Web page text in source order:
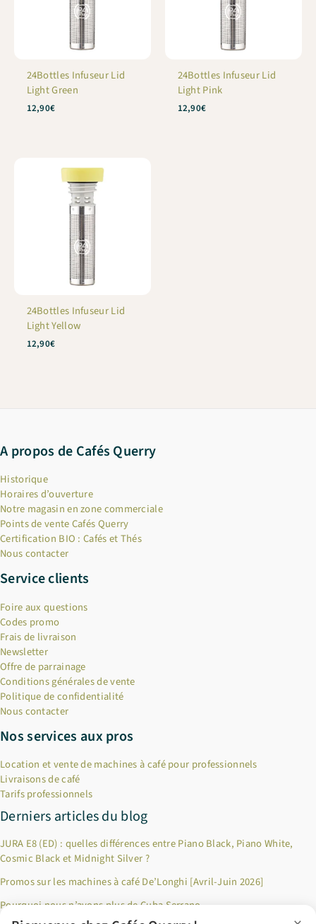
24Bottles Infuseur Lid
Light Green
12,90€
24Bottles Infuseur Lid
Light Pink
12,90€
24Bottles Infuseur Lid
Light Yellow
12,90€
A propos de Cafés Querry
Historique
Horaires d’ouverture
Notre magasin en zone commerciale
Points de vente Cafés Querry
Certification BIO : Cafés et Thés
Nous contacter
Service clients
Foire aux questions
Codes promo
Frais de livraison
Newsletter
Offre de parrainage
Conditions générales de vente
Politique de confidentialité
Nous contacter
Nos services aux pros
Location et vente de machines à café pour professionnels
Livraisons de café
Tarifs professionnels
Derniers articles du blog
JURA E8 (ED) : quelles différences entre Piano Black, Piano White,
Cosmic Black et Midnight Silver ?
Promos sur les machines à café De’Longhi [Avril-Juin 2026]
Pourquoi nous n’avons plus de Cuba Serrano